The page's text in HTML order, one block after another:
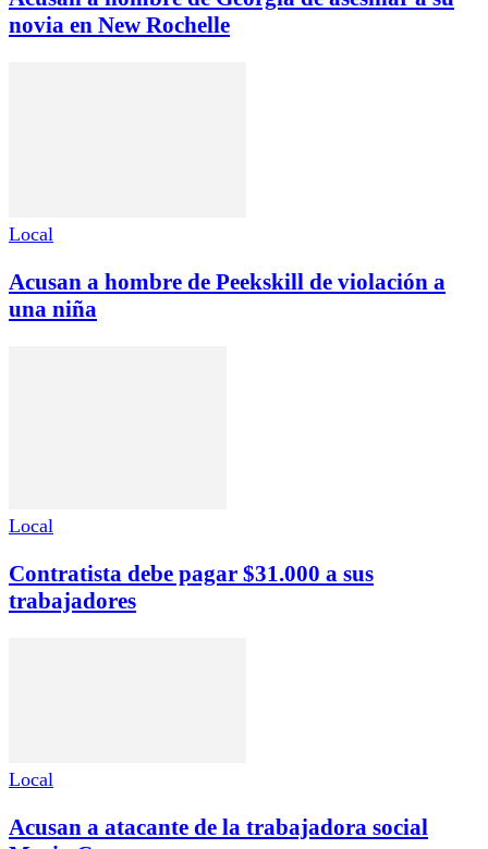
novia en New Rochelle
Local
Acusan a hombre de Peekskill de violación a
una niña
Local
Contratista debe pagar $31.000 a sus
trabajadores
Local
Acusan a atacante de la trabajadora social